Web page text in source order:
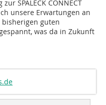
SPALECK CONNECT
unsere Erwartungen an
bisherigen guten
was da in Zukunft